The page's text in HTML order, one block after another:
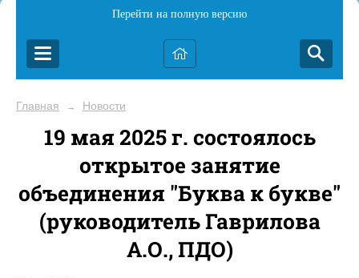
Перейти на полную версию
Главная → Новости
19 мая 2025 г. состоялось
открытое занятие
объединения "Буква к букве"
(руководитель Гаврилова
А.О., ПДО)